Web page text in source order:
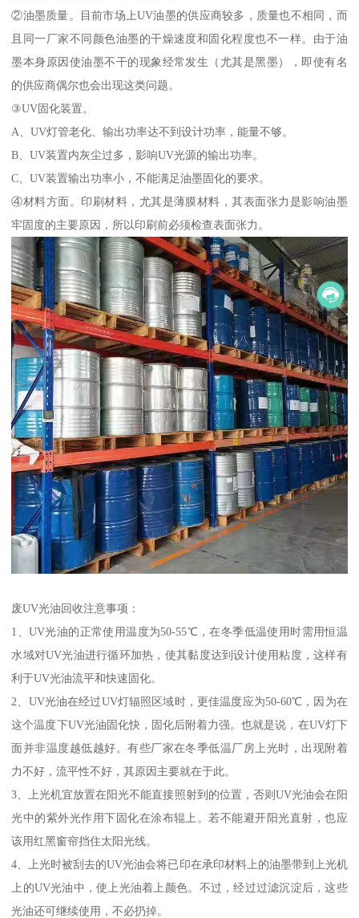
②油墨质量。目前市场上UV油墨的供应商较多，质量也不相同，而
且同一厂家不同颜色油墨的干燥速度和固化程度也不一样。由于油
墨本身原因使油墨不干的现象经常发生（尤其是黑墨），即使有名
的供应商偶尔也会出现这类问题。
③UV固化装置。
A、UV灯管老化、输出功率达不到设计功率，能量不够。
B、UV装置内灰尘过多，影响UV光源的输出功率。
C、UV装置输出功率小，不能满足油墨固化的要求。
④材料方面。印刷材料，尤其是薄膜材料，其表面张力是影响油墨
牢固度的主要原因，所以印刷前必须检查表面张力。
废UV光油回收注意事项：
1、UV光油的正常使用温度为50-55℃，在冬季低温使用时需用恒温
水域对UV光油进行循环加热，使其黏度达到设计使用粘度，这样有
利于UV光油流平和快速固化。
2、UV光油在经过UV灯辐照区域时，更佳温度应为50-60℃，因为在
这个温度下UV光油固化快，固化后附着力强。也就是说，在UV灯下
面并非温度越低越好。有些厂家在冬季低温厂房上光时，出现附着
力不好，流平性不好，其原因主要就在于此。
3、上光机宜放置在阳光不能直接照射到的位置，否则UV光油会在阳
光中的紫外光作用下固化在涂布辊上。若不能避开阳光直射，也应
该用红黑窗帘挡住太阳光线。
4、上光时被刮去的UV光油会将已印在承印材料上的油墨带到上光机
上的UV光油中，使上光油着上颜色。不过，经过过滤沉淀后，这些
光油还可继续使用，不必扔掉。